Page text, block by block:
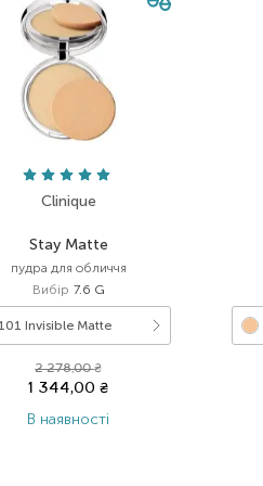
Clinique
Stay Matte
пудра для обличчя
Вибір 7.6 G
Invisible Matte
2 278,00₴
1 344,00₴
В наявності